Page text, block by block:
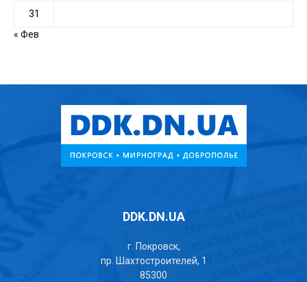
31
« Фев
DDK.DN.UA
г. Покровск,
пр. Шахтостроителей, 1
85300